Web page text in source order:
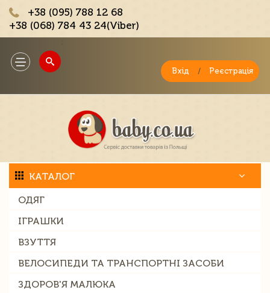
+38 (095) 788 12 68
+38 (068) 784 43 24(Viber)
Toggle
navigation
Вхід / Реєстрація
КАТАЛОГ
ОДЯГ
ІГРАШКИ
ВЗУТТЯ
ВЕЛОСИПЕДИ ТА ТРАНСПОРТНІ ЗАСОБИ
ЗДОРОВ'Я МАЛЮКА